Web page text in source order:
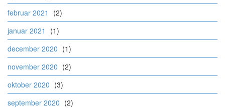
februar 2021
(2)
januar 2021
(1)
december 2020 (1)
november 2020 (2)
oktober 2020 (3)
september 2020 (2)